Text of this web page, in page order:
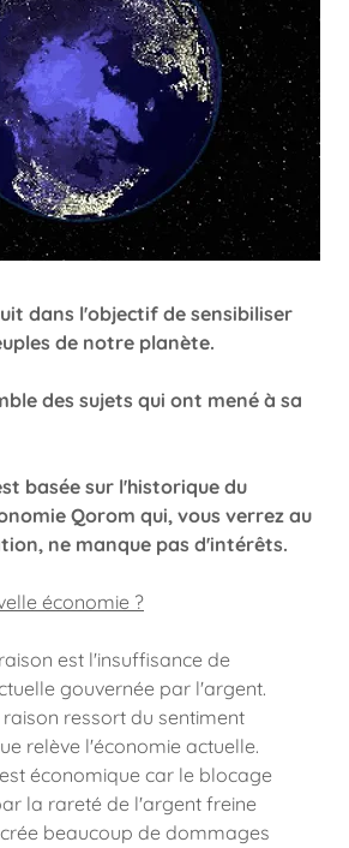
dans l'objectif de sensibiliser
de notre planète.
des sujets qui ont mené à sa
basée sur l'historique du
Qorom qui, vous verrez au
ne manque pas d'intérêts.
économie ?
est l'insuffisance de
gouvernée par l'argent.
ressort du sentiment
relève l'économie actuelle.
économique car le blocage
la rareté de l'argent freine
beaucoup de dommages